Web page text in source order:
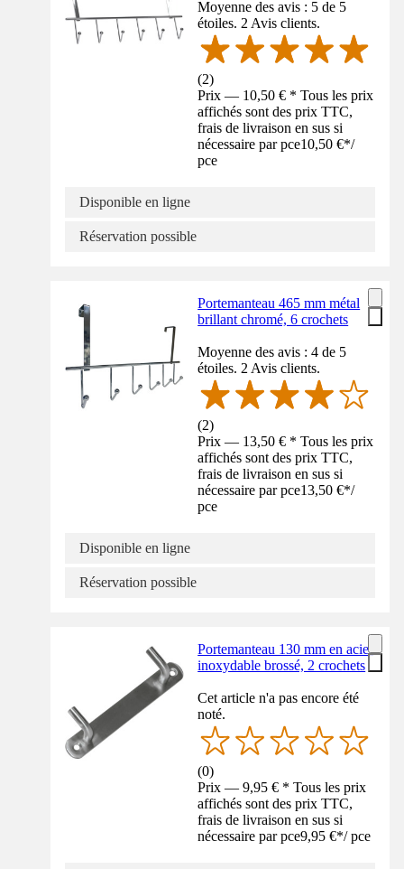
Moyenne des avis : 5 de 5
étoiles. 2 Avis clients.
(2)
Prix — 10,50 € * Tous les prix
affichés sont des prix TTC,
frais de livraison en sus si
nécessaire par pce10,50 €*/
pce
Disponible en ligne
Réservation possible
Portemanteau 465 mm métal
brillant chromé, 6 crochets
Moyenne des avis : 4 de 5
étoiles. 2 Avis clients.
(2)
Prix — 13,50 € * Tous les prix
affichés sont des prix TTC,
frais de livraison en sus si
nécessaire par pce13,50 €*/
pce
Disponible en ligne
Réservation possible
Portemanteau 130 mm en acier
inoxydable brossé, 2 crochets
Cet article n'a pas encore été
noté.
(0)
Prix — 9,95 € * Tous les prix
affichés sont des prix TTC,
frais de livraison en sus si
nécessaire par pce9,95 €*/ pce